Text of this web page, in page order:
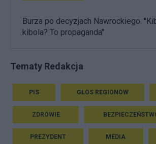
Burza po decyzjach Nawrockiego.
kibola? To propaganda"
Tematy Redakcja
PIS GŁOS REGIONÓW
ZDROWIE
PREZYDENT MEDIA